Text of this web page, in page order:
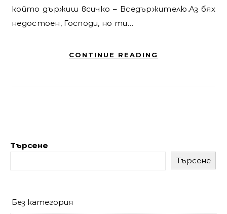
който държиш всичко – Вседържителю.Аз бях
недостоен, Господи, но ти…
CONTINUE READING
Търсене
Търсене
Без категория